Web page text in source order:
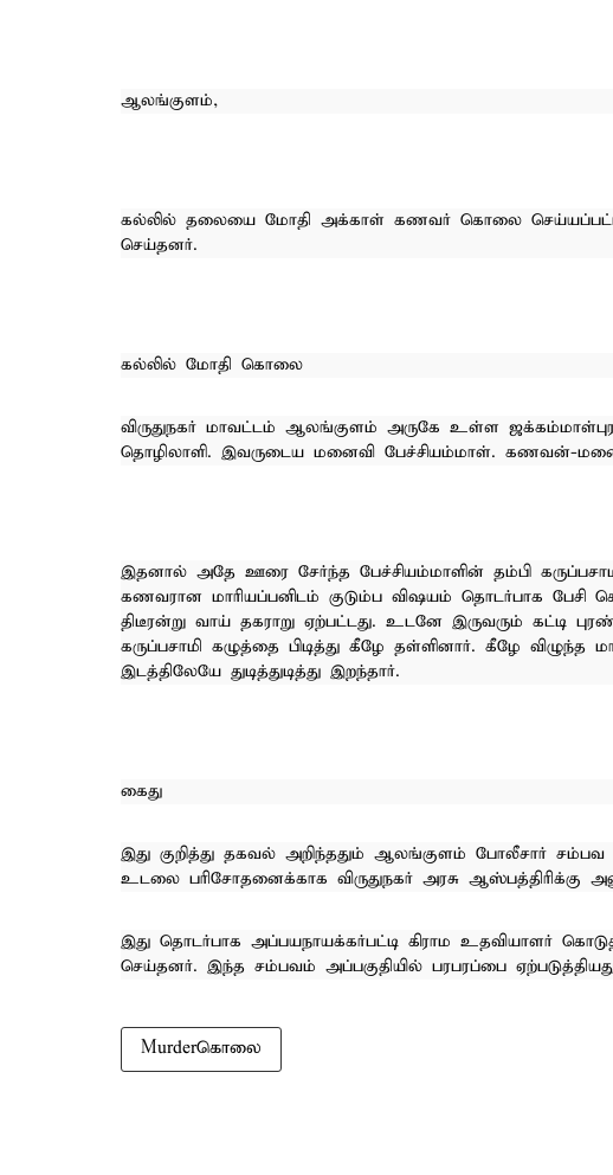
ஆலங்குளம்,
கல்லில் தலையை மோதி அக்காள் கணவர் கொலை
செய்தனர்.
கல்லில் மோதி கொலை
விருதுநகர் மாவட்டம் ஆலங்குளம் அருகே உள்ள
தொழிலாளி. இவருடைய மனைவி பேச்சியம்மாள். கணவன்-
இதனால் அதே ஊரை சேர்ந்த பேச்சியம்மாளின் தம்பி
கணவரான மாரியப்பனிடம் குடும்ப விஷயம் தொடர்பாக பேசி
திடீரன்று வாய் தகராறு ஏற்பட்டது. உடனே இருவரும் கட்டி
கருப்பசாமி கழுத்தை பிடித்து கீழே தள்ளினார். கீழே
இடத்திலேயே துடித்துடித்து இறந்தார்.
கைது
இது குறித்து தகவல் அறிந்ததும் ஆலங்குளம் போலீசார் சம்பவ
உடலை பரிசோதனைக்காக விருதுநகர் அரசு ஆஸ்பத்திரிக்கு
இது தொடர்பாக அப்பயநாயக்கர்பட்டி கிராம உதவியாளர்
செய்தனர். இந்த சம்பவம் அப்பகுதியில் பரபரப்பை
Murderகொலை